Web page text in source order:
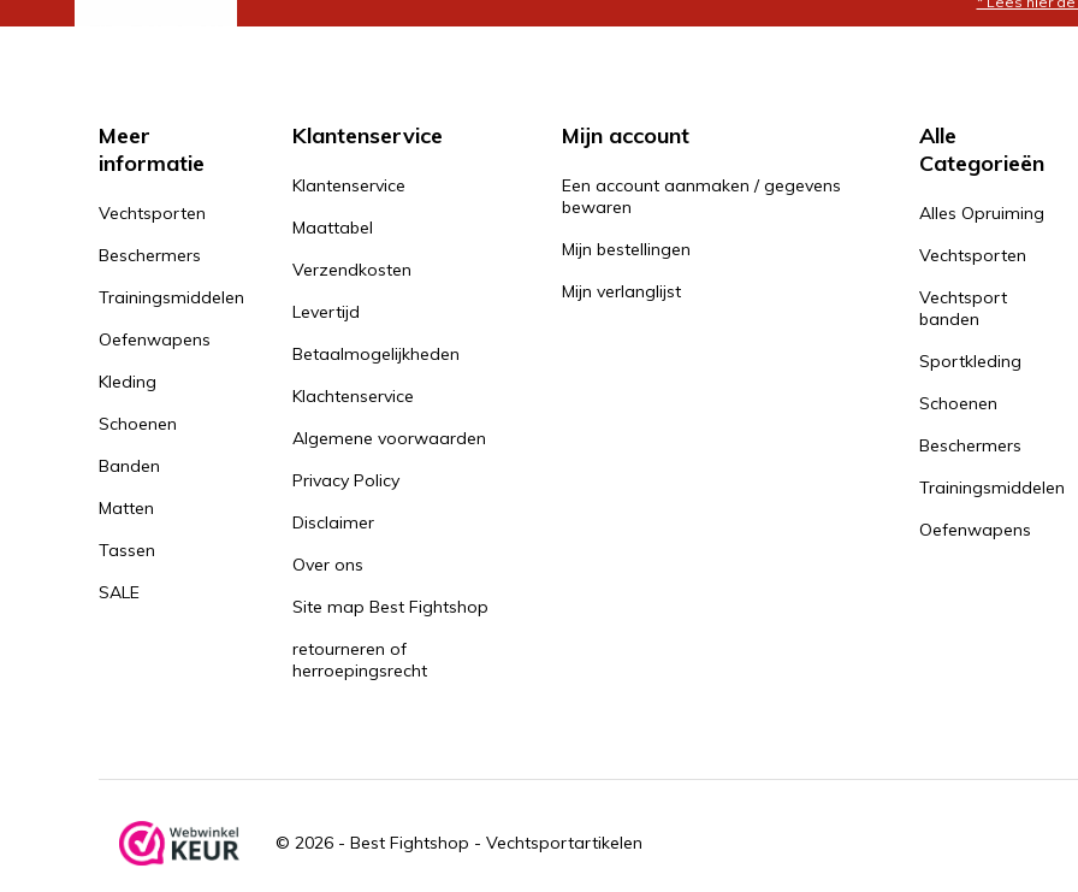
Meer
informatie
Vechtsporten
Beschermers
Trainingsmiddelen
Oefenwapens
Kleding
Schoenen
Banden
Matten
Tassen
SALE
Klantenservice
Klantenservice
Maattabel
Verzendkosten
Levertijd
Betaalmogelijkheden
Klachtenservice
Algemene voorwaarden
Privacy Policy
Disclaimer
Over ons
Site map Best Fightshop
retourneren of
herroepingsrecht
Mijn account
Een account aanmaken / gegevens
bewaren
Mijn bestellingen
Mijn verlanglijst
Alle
Categorieën
Alles Opruiming
Vechtsporten
Vechtsport
banden
Sportkleding
Schoenen
Beschermers
Trainingsmiddelen
Oefenwapens
© 2026 - Best Fightshop - Vechtsportartikelen